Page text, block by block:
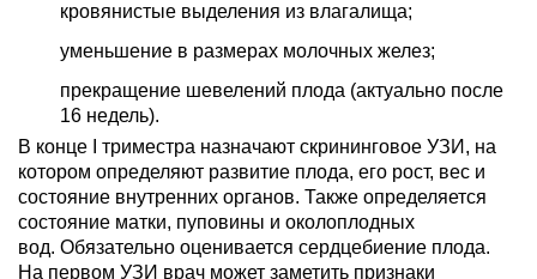
кровянистые выделения из влагалища;
уменьшение в размерах молочных желез;
прекращение шевелений плода (актуально после
16 недель).
В конце I триместра назначают скрининговое УЗИ, на
котором определяют развитие плода, его рост, вес и
состояние внутренних органов. Также определяется
состояние матки, пуповины и околоплодных
вод. Обязательно оценивается сердцебиение плода.
На первом УЗИ врач может заметить признаки